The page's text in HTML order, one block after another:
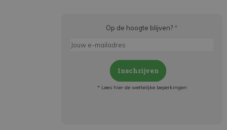
Op de hoogte blijven? *
Inschrijven
* Lees hier de wettelijke beperkingen